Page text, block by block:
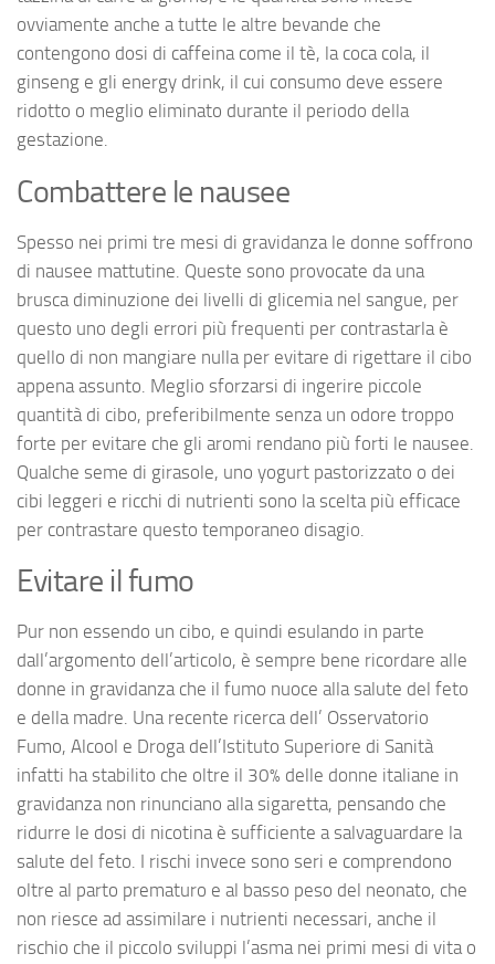
ovviamente anche a tutte le altre bevande che
contengono dosi di caffeina come il tè, la coca cola, il
ginseng e gli energy drink, il cui consumo deve essere
ridotto o meglio eliminato durante il periodo della
gestazione.
Combattere le nausee
Spesso nei primi tre mesi di gravidanza le donne soffrono
di nausee mattutine. Queste sono provocate da una
brusca diminuzione dei livelli di glicemia nel sangue, per
questo uno degli errori più frequenti per contrastarla è
quello di non mangiare nulla per evitare di rigettare il cibo
appena assunto. Meglio sforzarsi di ingerire piccole
quantità di cibo, preferibilmente senza un odore troppo
forte per evitare che gli aromi rendano più forti le nausee.
Qualche seme di girasole, uno yogurt pastorizzato o dei
cibi leggeri e ricchi di nutrienti sono la scelta più efficace
per contrastare questo temporaneo disagio.
Evitare il fumo
Pur non essendo un cibo, e quindi esulando in parte
dall’argomento dell’articolo, è sempre bene ricordare alle
donne in gravidanza che il fumo nuoce alla salute del feto
e della madre. Una recente ricerca dell’ Osservatorio
Fumo, Alcool e Droga dell’Istituto Superiore di Sanità
infatti ha stabilito che oltre il 30% delle donne italiane in
gravidanza non rinunciano alla sigaretta, pensando che
ridurre le dosi di nicotina è sufficiente a salvaguardare la
salute del feto. I rischi invece sono seri e comprendono
oltre al parto prematuro e al basso peso del neonato, che
non riesce ad assimilare i nutrienti necessari, anche il
rischio che il piccolo sviluppi l’asma nei primi mesi di vita o